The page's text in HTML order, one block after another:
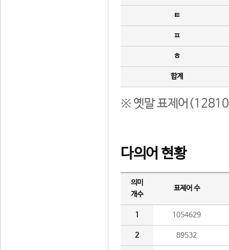
ㅌ
ㅍ
ㅎ
합계
※ 옛말 표제어(12810
다의어 현황
의미
개수
표제어 수
1 1054629
2 89532